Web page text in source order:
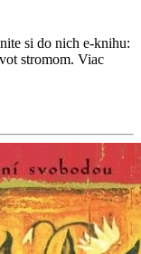
si do nich e-knihu:
stromom. Viac